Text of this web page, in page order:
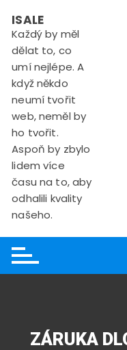
content
ISALE
Každý by měl
dělat to, co
umí nejlépe. A
když někdo
neumí tvořit
web, neměl by
ho tvořit.
Aspoň by zbylo
lidem více
času na to, aby
odhalili kvality
našeho.
ZÁRUKA